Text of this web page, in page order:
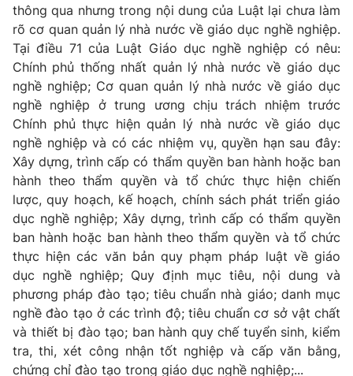
Liên hệ tòa soạn English
THỜI BÁO VTV
Theo dõi báo trên
Cơ quan chủ quản:Đài Truyền hình Việt Nam
Cơ quan báo chí: Thời báo VTV
Giấy phép hoạt động báo in và báo điện tử số 483/GP-BTTTT
cấp ngày 29/12/2023
Tổng Biên tập:Vũ Thanh Thủy
Phó Tổng Biên tập:
Nguyễn Thị Mỹ Hạnh, Phạm Quốc Thắng,
Nguyễn Trọng Ninh
Tổng đài VTV: 024.38 355 931 - 024.38 355 932
thông qua nhưng trong nội dung của Luật lại chưa làm
rõ cơ quan quản lý nhà nước về giáo dục nghề nghiệp.
Tại điều 71 của Luật Giáo dục nghề nghiệp có nêu:
Chính phủ thống nhất quản lý nhà nước về giáo dục
nghề nghiệp; Cơ quan quản lý nhà nước về giáo dục
nghề nghiệp ở trung ương chịu trách nhiệm trước
Chính phủ thực hiện quản lý nhà nước về giáo dục
nghề nghiệp và có các nhiệm vụ, quyền hạn sau đây:
Xây dựng, trình cấp có thẩm quyền ban hành hoặc ban
hành theo thẩm quyền và tổ chức thực hiện chiến
lược, quy hoạch, kế hoạch, chính sách phát triển giáo
dục nghề nghiệp; Xây dựng, trình cấp có thẩm quyền
ban hành hoặc ban hành theo thẩm quyền và tổ chức
thực hiện các văn bản quy phạm pháp luật về giáo
dục nghề nghiệp; Quy định mục tiêu, nội dung và
phương pháp đào tạo; tiêu chuẩn nhà giáo; danh mục
nghề đào tạo ở các trình độ; tiêu chuẩn cơ sở vật chất
và thiết bị đào tạo; ban hành quy chế tuyển sinh, kiểm
tra, thi, xét công nhận tốt nghiệp và cấp văn bằng,
chứng chỉ đào tạo trong giáo dục nghề nghiệp;...